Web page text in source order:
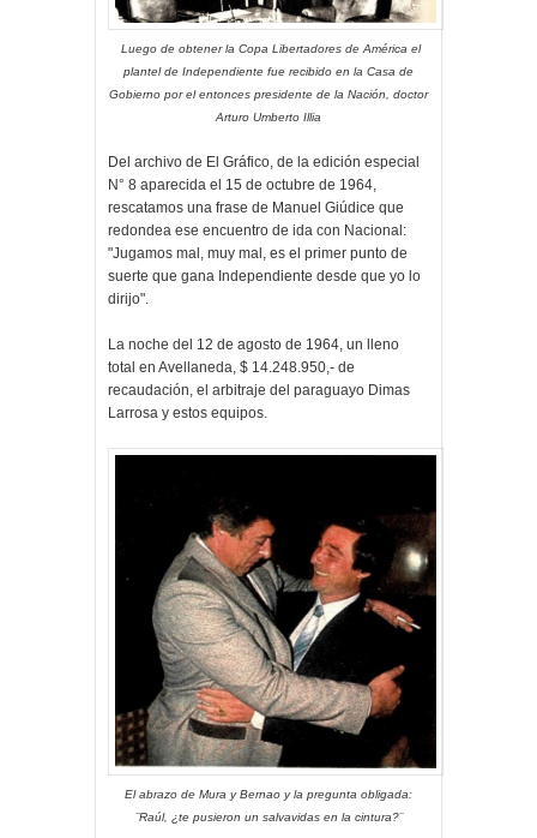
Luego de obtener la Copa Libertadores de América el
plantel de Independiente fue recibido en la Casa de
Gobierno por el entonces presidente de la Nación, doctor
Arturo Umberto Illia
Del archivo de El Gráfico, de la edición especial
N° 8 aparecida el 15 de octubre de 1964,
rescatamos una frase de Manuel Giúdice que
redondea ese encuentro de ida con Nacional:
"Jugamos mal, muy mal, es el primer punto de
suerte que gana Independiente desde que yo lo
dirijo".
La noche del 12 de agosto de 1964, un lleno
total en Avellaneda, $ 14.248.950,- de
recaudación, el arbitraje del paraguayo Dimas
Larrosa y estos equipos.
El abrazo de Mura y Bernao y la pregunta obligada:
¨Raúl, ¿te pusieron un salvavidas en la cintura?¨